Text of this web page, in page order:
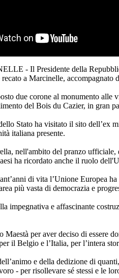
- Il Presidente della
a Marcinelle,
due corone al monumento
del Bois du Cazier, in gran
Stato ha visitato il sito dell’ex
italiana presente.
nell'ambito del pranzo
ha ricordato anche il ruolo
di vita l’Unione Europea
più vasta di democrazia e
impegnativa e affascinante
Maestà per aver deciso di essere
il Belgio e l’Italia, per l’intera
e della dedizione di
- per risollevare sé stessi e le